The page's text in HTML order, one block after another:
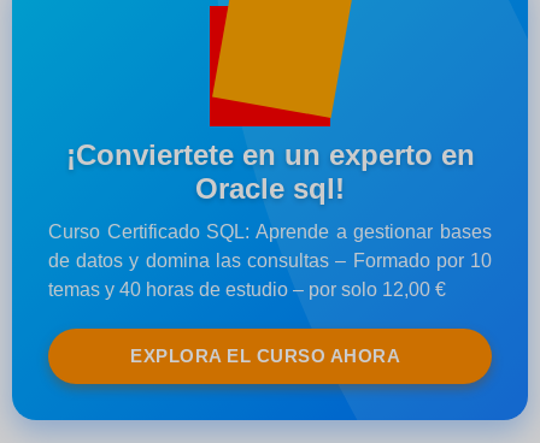
¡Conviertete en un experto en
Oracle sql!
Curso Certificado SQL: Aprende a gestionar bases
de datos y domina las consultas – Formado por 10
temas y 40 horas de estudio – por solo 12,00 €
EXPLORA EL CURSO AHORA